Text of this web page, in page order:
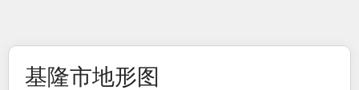
基隆市地形图